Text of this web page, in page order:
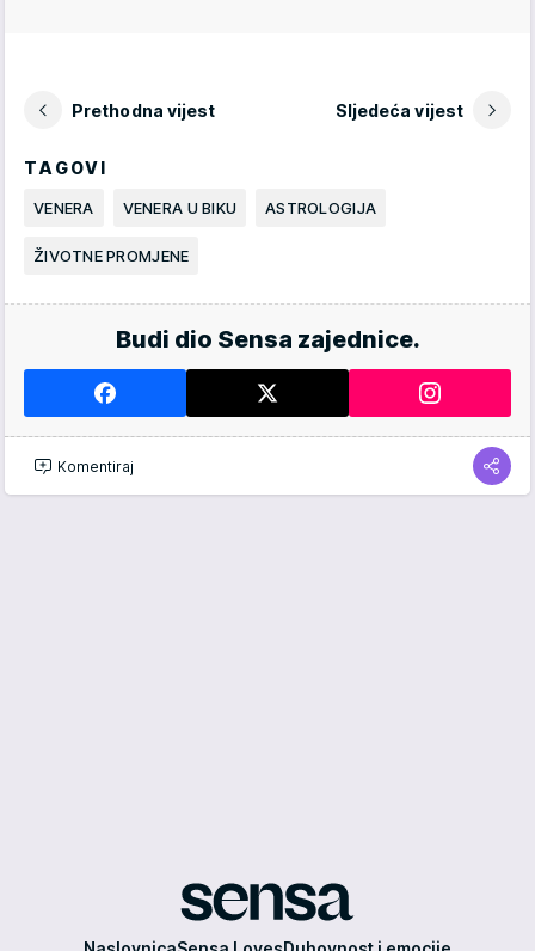
Prethodna vijest Sljedeća vijest
TAGOVI
VENERA VENERA U BIKU ASTROLOGIJA
ŽIVOTNE PROMJENE
Budi dio Sensa zajednice.
Komentiraj